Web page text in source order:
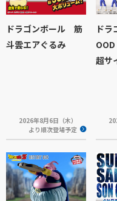
ドラゴンボール 筋
斗雲エアぐるみ
2026年8月6日（木）
より順次登場予定
ドラ
超サ